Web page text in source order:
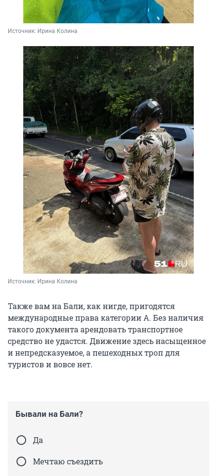
Источник: Ирина Колина
Источник: Ирина Колина
Также вам на Бали, как нигде, пригодятся
международные права категории А. Без наличия
такого документа арендовать транспортное
средство не удастся. Движение здесь насыщенное
и непредсказуемое, а пешеходных троп для
туристов и вовсе нет.
Бывали на Бали?
Да
Мечтаю съездить